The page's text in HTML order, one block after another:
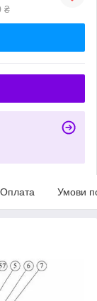
₴
Оплата Умови